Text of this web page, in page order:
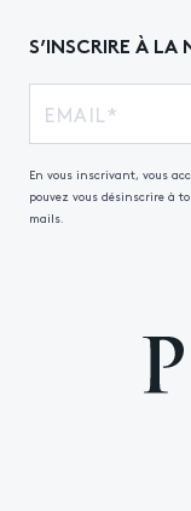
S’INSCRIRE À LA
En vous inscrivant, vous
pouvez vous désinscrire à
mails.